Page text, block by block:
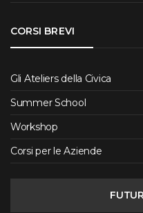
CORSI BREVI
Gli Ateliers della Civica
Summer School
Workshop
Corsi per le Aziende